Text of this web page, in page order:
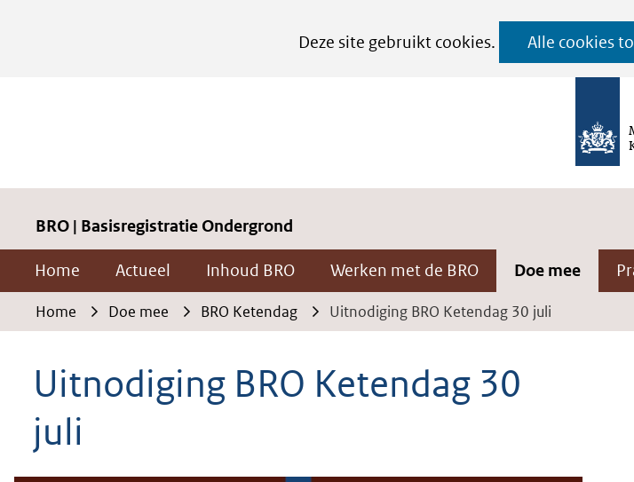
Deze site gebruikt cookies.
van
cookies
op
deze
website
worden
geweigerd.
Alle cookies
Ga
de
BRO | Basisregistratie Ondergrond
Home Actueel Inhoud BRO Werken met de BRO Doe mee
Home Doe mee BRO Ketendag Uitnodiging BRO Ketendag 30 juli
Uitnodiging BRO Ketendag 30
juli